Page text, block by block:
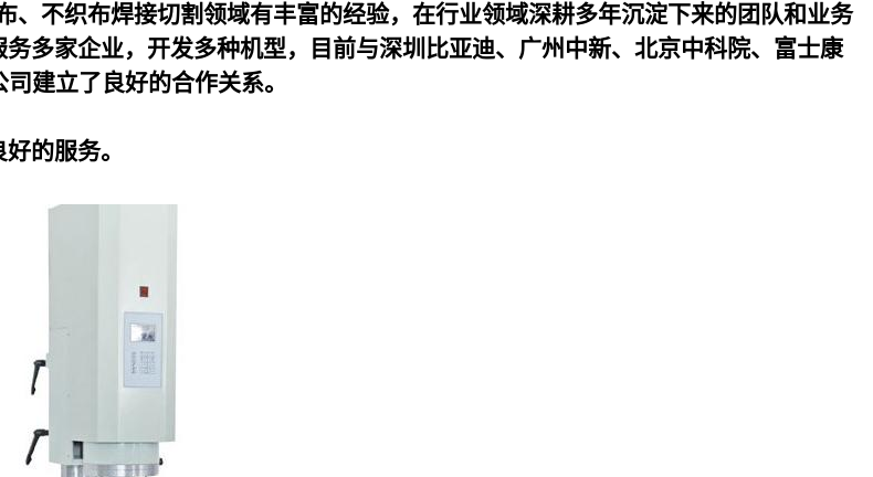
不织布焊接切割领域有丰富的经验，在行业领域深耕多年沉淀下来的团队和业务
多家企业，开发多种机型，目前与深圳比亚迪、广州中新、北京中科院、富士康
建立了良好的合作关系。
的服务。